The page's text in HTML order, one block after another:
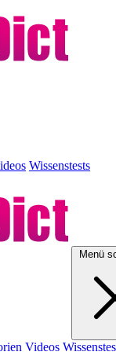
Wissenstests
Menü
Videos